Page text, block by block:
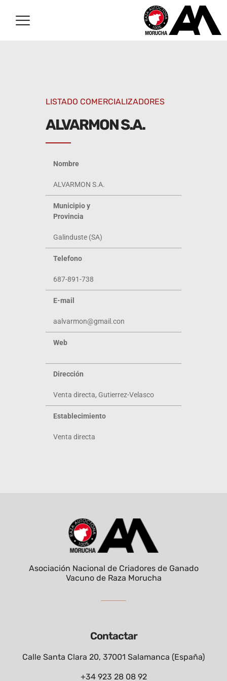
LISTADO COMERCIALIZADORES
ALVARMON S.A.
Nombre
ALVARMON S.A.
Municipio y
Provincia
Galinduste (SA)
Telefono
687-891-738
E-mail
aalvarmon@gmail.con
Web
Dirección
Venta directa, Gutierrez-Velasco
Establecimiento
Venta directa
Contactar
Calle Santa Clara 20, 37001 Salamanca (España)
+34 923 28 08 92
Asociación Nacional de Criadores de Ganado
Vacuno de Raza Morucha